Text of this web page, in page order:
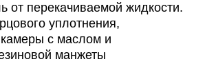
от перекачиваемой жидкости.
уплотнения,
с маслом и
манжеты